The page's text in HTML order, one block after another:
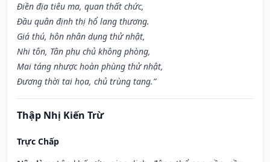
Điền địa tiêu ma, quan thất chức,
Đầu quân định thị hổ lang thương.
Giá thú, hôn nhân dụng thử nhật,
Nhi tôn, Tân phụ chủ không phòng,
Mai táng nhược hoàn phùng thử nhật,
Đương thời tai họa, chủ trùng tang.”
Thập Nhị Kiến Trừ
Trực Chấp